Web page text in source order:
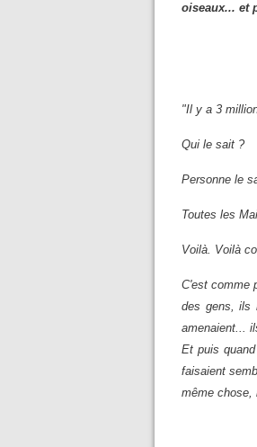
oiseaux... et
"Il y a 3
Qui le sait ?
Personne le
Toutes les
Voilà. Voilà
C'est comme
des gens, ils
amenaient...
Et puis
faisaient
même chose,